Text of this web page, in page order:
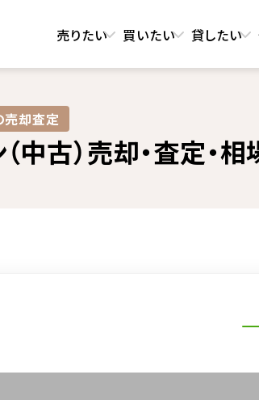
売りたい 買いたい 貸したい
売却査定​
中古）売却・査定・相